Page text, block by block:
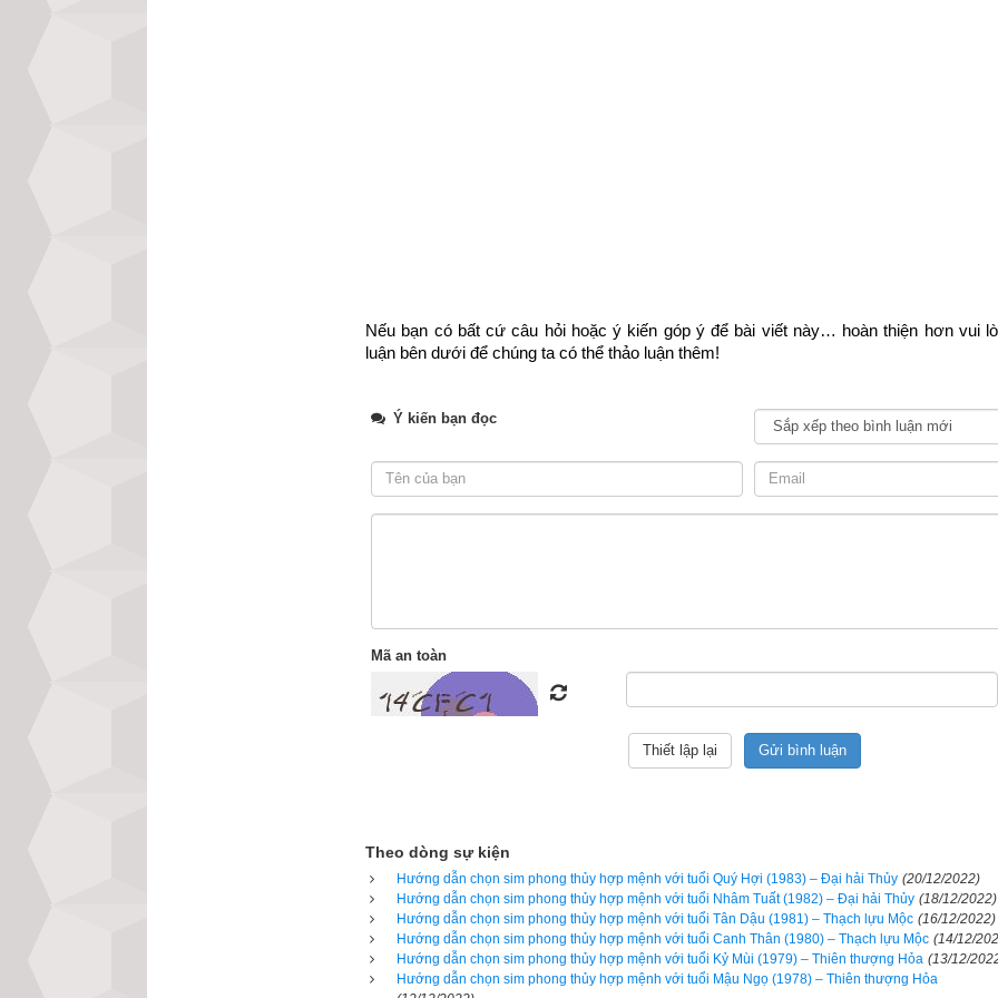
Ngày sinh(DL)
2. Các bước chọn ngũ hành sim hợp tuổi 1959 Kỷ Hợi (
Tại sao sim phong thủy lại có tác dụng bởi mỗi khi có cuộc gọi đến là một lần sóng
các mạch vi xử lý trong sim và điện thoại di động của bạn, từ đó kích hoạt năng
càng gây tác hại hơn, giống như bệnh nhân bị bác sỹ cho uống nhầm thuốc, nhẹ thì
nặng thì tử vong. Vì vậy hãy luôn cẩn trọng, đọc kỹ hướng dẫn sử dụng trước khi
sim phong thủy theo phong trào bởi nếu vận mệnh của bạn tốt thì sim phong thủy có
hưởng gì nhiều đến bạn, nhưng nếu vận mệnh đã rất xấu rồi, nhiều khi chỉ thêm 1
có khi là toi mạng. Cổ nhân đã nói “Đại phú do Thiên, tiểu phú do Cần” tạm dịch là
tiền nhiều là do có phước được trời giúp, còn người giàu có nhỏ là do cần kiệm, siêng
Nếu bạn có bất cứ câu hỏi hoặc ý kiến góp ý để bài viết này… hoàn thiện hơn vui
luận bên dưới để chúng ta có thể thảo luận thêm!
Ý kiến bạn đọc
Mã an toàn
Theo dòng sự kiện
Hướng dẫn chọn sim phong thủy hợp mệnh với tuổi Quý Hợi (1983) – Đại hải Thủy (20/12/2022)
Hướng dẫn chọn sim phong thủy hợp mệnh với tuổi Nhâm Tuất (1982) – Đại hải Thủy (18/12/2022)
Hướng dẫn chọn sim phong thủy hợp mệnh với tuổi Tân Dậu (1981) – Thạch lựu Mộc (16/12/2022)
Hướng dẫn chọn sim phong thủy hợp mệnh với tuổi Canh Thân (1980) – Thạch lựu Mộc (14/12/
Hướng dẫn chọn sim phong thủy hợp mệnh với tuổi Kỷ Mùi (1979) – Thiên thượng Hỏa (13/12/
Hướng dẫn chọn sim phong thủy hợp mệnh với tuổi Mậu Ngọ (1978) – Thiên thượng Hỏa